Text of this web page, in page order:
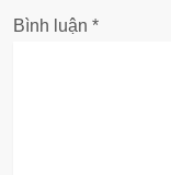
ớ
Bình luận *